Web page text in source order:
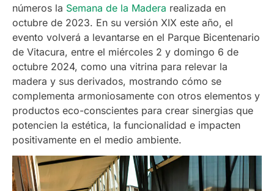
números la Semana de la Madera realizada en
octubre de 2023. En su versión XIX este año, el
evento volverá a levantarse en el Parque Bicentenario
de Vitacura, entre el miércoles 2 y domingo 6 de
octubre 2024, como una vitrina para relevar la
madera y sus derivados, mostrando cómo se
complementa armoniosamente con otros elementos y
productos eco-conscientes para crear sinergias que
potencien la estética, la funcionalidad e impacten
positivamente en el medio ambiente.